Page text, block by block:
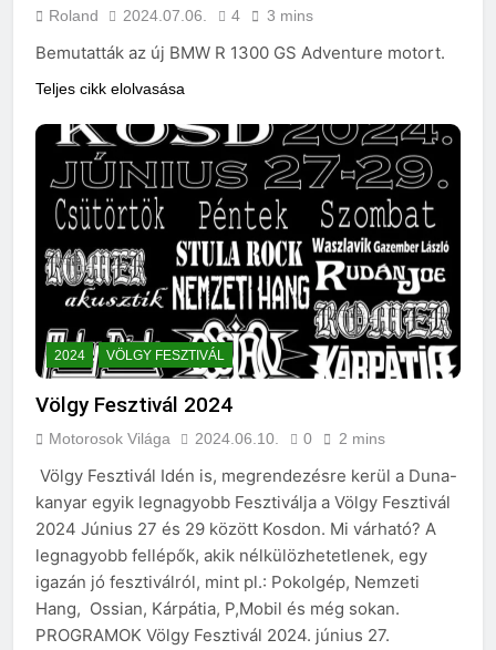
Roland 2024.07.06. 4 3 mins
Bemutatták az új BMW R 1300 GS Adventure motort.
Teljes cikk elolvasása
2024 VÖLGY FESZTIVÁL
Völgy Fesztivál 2024
Motorosok Világa 2024.06.10. 0 2 mins
Völgy Fesztivál Idén is, megrendezésre kerül a Duna-
kanyar egyik legnagyobb Fesztiválja a Völgy Fesztivál
2024 Június 27 és 29 között Kosdon. Mi várható? A
legnagyobb fellépők, akik nélkülözhetetlenek, egy
igazán jó fesztiválról, mint pl.: Pokolgép, Nemzeti
Hang, Ossian, Kárpátia, P,Mobil és még sokan.
PROGRAMOK Völgy Fesztivál 2024. június 27.